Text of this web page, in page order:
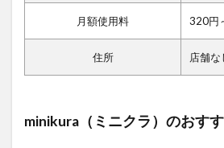
月額使用料 320円
住所 店舗な
minikura（ミニクラ）のおす